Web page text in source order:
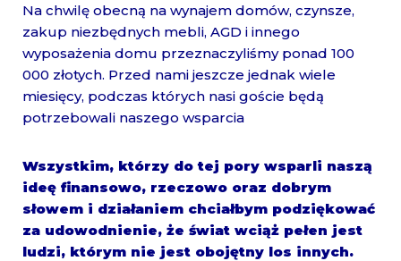
Na chwilę obecną na wynajem domów, czynsze,
zakup niezbędnych mebli, AGD i innego
wyposażenia domu przeznaczyliśmy ponad 100
000 złotych. Przed nami jeszcze jednak wiele
miesięcy, podczas których nasi goście będą
potrzebowali naszego wsparcia
Wszystkim, którzy do tej pory wsparli naszą
ideę finansowo, rzeczowo oraz dobrym
słowem i działaniem chciałbym podziękować
za udowodnienie, że świat wciąż pełen jest
ludzi, którym nie jest obojętny los innych.